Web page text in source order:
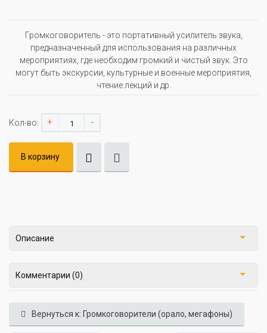
Громкоговоритель - это портативный усилитель звука,
предназначенный для использования на различных
мероприятиях, где необходим громкий и чистый звук. Это
могут быть экскурсии, культурные и военные мероприятия,
чтение лекций и др.
Кол-во: + -
В корзину
Описание
Комментарии (0)
Вернуться к: Громкоговорители (орало, мегафоны)